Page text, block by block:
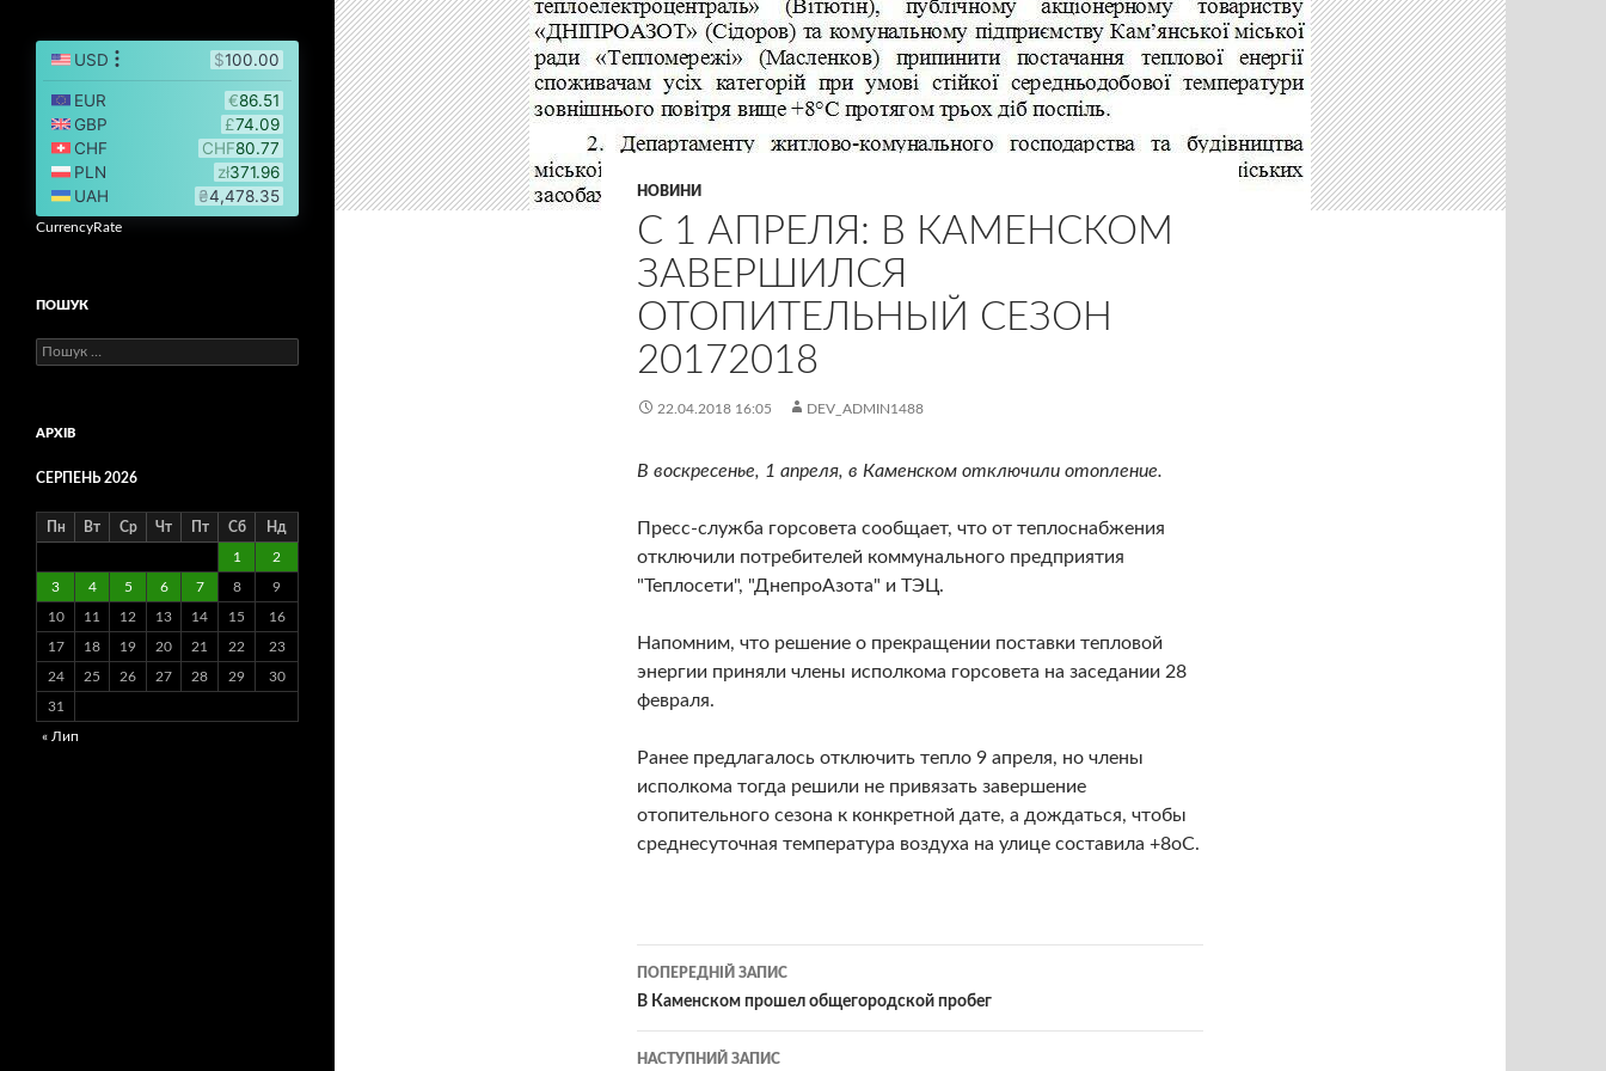
НОВИНИ
С 1 АПРЕЛЯ: В КАМЕНСКОМ
ЗАВЕРШИЛСЯ
ОТОПИТЕЛЬНЫЙ СЕЗОН
20172018
22.04.2018 16:05 DEV_ADMIN1488
В воскресенье, 1 апреля, в Каменском отключили отопление.
Пресс-служба горсовета сообщает, что от теплоснабжения
отключили потребителей коммунального предприятия
"Теплосети", "ДнепроАзота" и ТЭЦ.
Напомним, что решение о прекращении поставки тепловой
энергии приняли члены исполкома горсовета на заседании 28
февраля.
Ранее предлагалось отключить тепло 9 апреля, но члены
исполкома тогда решили не привязать завершение
отопительного сезона к конкретной дате, а дождаться, чтобы
среднесуточная температура воздуха на улице составила +8оС.
Навігація
по
записам
ПОПЕРЕДНІЙ ЗАПИС
В Каменском прошел общегородской пробег
НАСТУПНИЙ ЗАПИС
CurrencyRate
ПОШУК
Пошук:
АРХІВ
СЕРПЕНЬ 2026
Пн Вт Ср Чт Пт Сб Нд
1 2
3 4 5 6 7 8 9
10 11 12 13 14 15 16
17 18 19 20 21 22 23
24 25 26 27 28 29 30
31
« Лип